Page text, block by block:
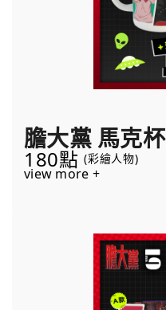
膽大黨 馬克杯
180點 (彩繪人物)
view more +